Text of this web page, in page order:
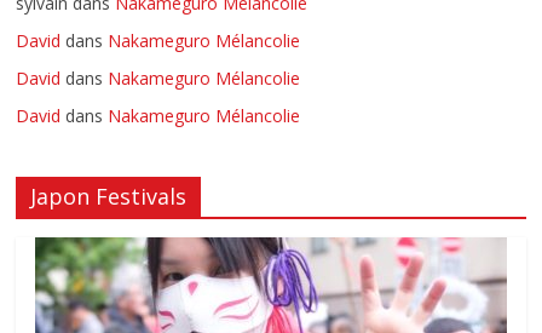
David dans Nakameguro Mélancolie
David dans Nakameguro Mélancolie
David dans Nakameguro Mélancolie
Japon Festivals